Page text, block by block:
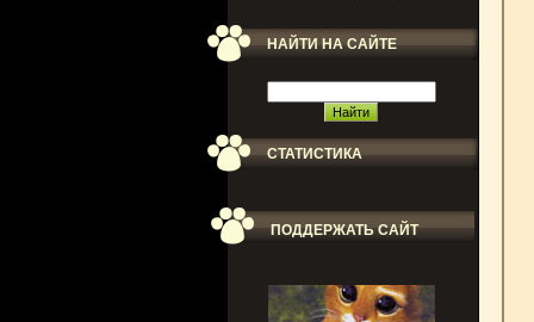
НАЙТИ НА САЙТЕ
СТАТИСТИКА
ПОДДЕРЖАТЬ САЙТ